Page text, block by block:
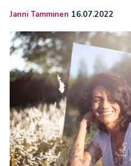
Janni Tamminen 16.07.2022